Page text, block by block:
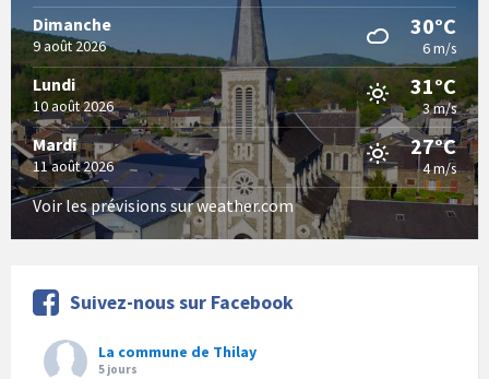
Dimanche
9 août 2026
30°C
6 m/s
Lundi
10 août 2026
31°C
3 m/s
Mardi
11 août 2026
27°C
4 m/s
Voir les prévisions sur weather.com
Suivez-nous sur Facebook
La commune de Thilay
5 jours